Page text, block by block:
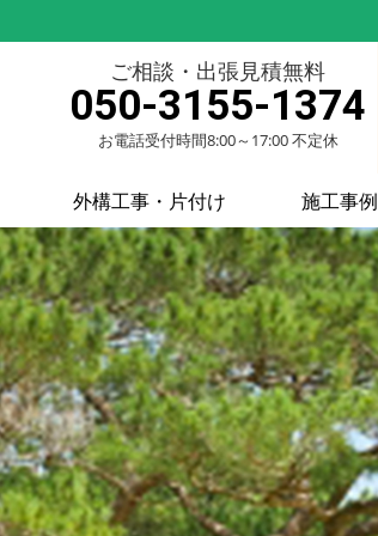
ご相談・出張見積無料
050-3155-1374
お電話受付時間8:00～17:00 不定休
外構工事・片付け 施工事例